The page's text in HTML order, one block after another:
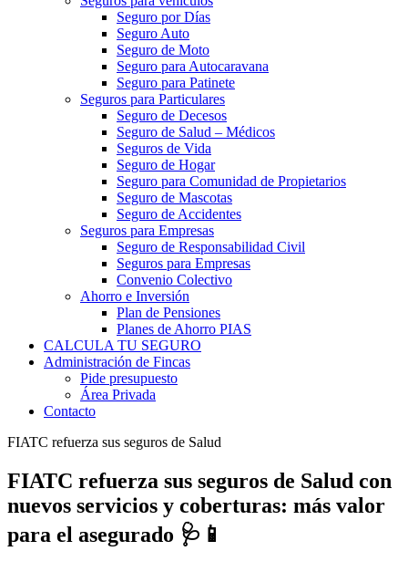
Seguro por Días
Seguro Auto
Seguro de Moto
Seguro para Autocaravana
Seguro para Patinete
Seguros para Particulares
Seguro de Decesos
Seguro de Salud – Médicos
Seguros de Vida
Seguro de Hogar
Seguro para Comunidad de Propietarios
Seguro de Mascotas
Seguro de Accidentes
Seguros para Empresas
Seguro de Responsabilidad Civil
Seguros para Empresas
Convenio Colectivo
Ahorro e Inversión
Plan de Pensiones
Planes de Ahorro PIAS
CALCULA TU SEGURO
Administración de Fincas
Pide presupuesto
Área Privada
Contacto
FIATC refuerza sus seguros de Salud
FIATC refuerza sus seguros de Salud con
nuevos servicios y coberturas: más valor
para el asegurado 🩺📱